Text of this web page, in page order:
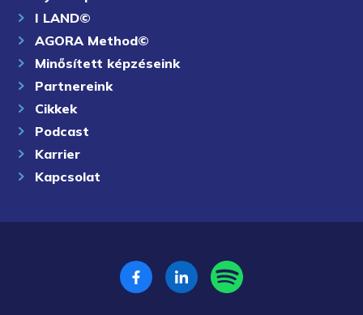
I LAND©
AGORA Method©
Minősített képzéseink
Partnereink
Cikkek
Podcast
Karrier
Kapcsolat